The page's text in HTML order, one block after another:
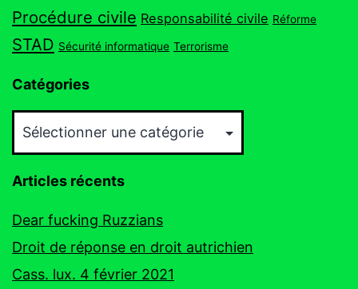
Procédure civile Responsabilité civile Réforme
STAD Sécurité informatique Terrorisme
Catégories
Articles récents
Dear fucking Ruzzians
Droit de réponse en droit autrichien
Cass. lux. 4 février 2021